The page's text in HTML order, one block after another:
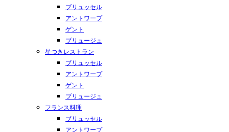
ブリュッセル
アントワープ
ゲント
ブリュージュ
星つきレストラン
ブリュッセル
アントワープ
ゲント
ブリュージュ
フランス料理
ブリュッセル
アントワープ